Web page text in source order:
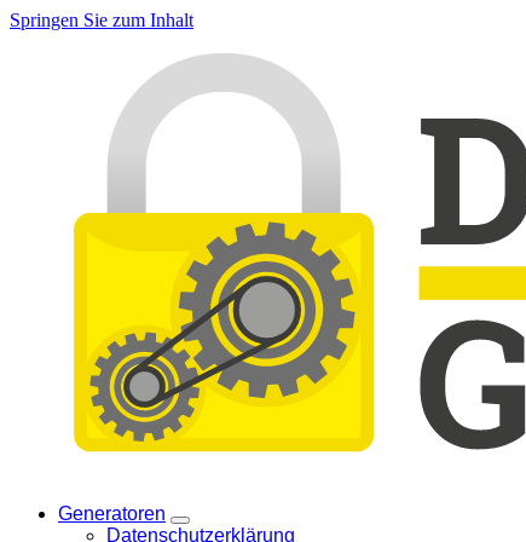
Springen Sie zum Inhalt
Generatoren
Datenschutzerklärung